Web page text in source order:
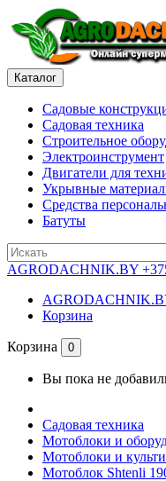
Каталог
Садовые
Садовая техника
Строительное
Электроинструмент
Двигатели для
Укрывные
Средства
Батуты
AGRODACHNIK.BY
Корзина
Корзина 0
Вы пока не
Садовая техника
Мотоблоки и
Мотоблоки и
Мотоблок Shtenli